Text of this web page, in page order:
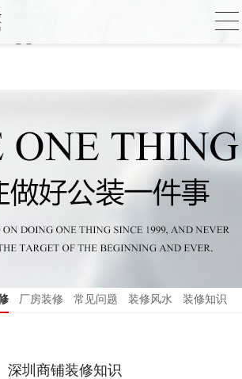
密瓜视频app,哈密瓜视频下
下载安装
厂房装修 常见问题 装修风水 装修知识
深圳商铺装修知识